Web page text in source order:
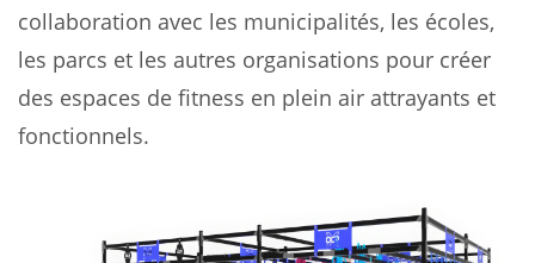
collaboration avec les municipalités, les écoles,
les parcs et les autres organisations pour créer
des espaces de fitness en plein air attrayants et
fonctionnels.